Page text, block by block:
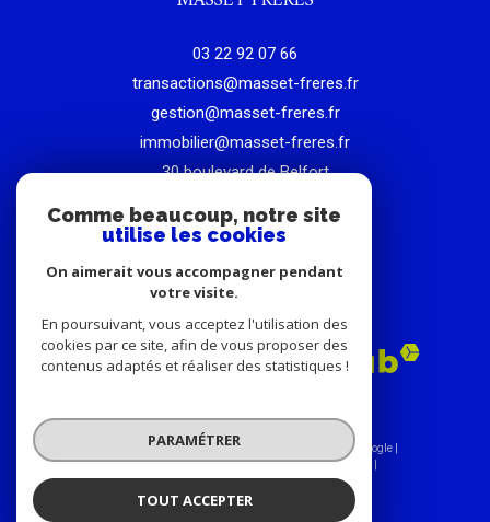
03 22 92 07 66
transactions@masset-freres.fr
gestion@masset-freres.fr
immobilier@masset-freres.fr
30 boulevard de Belfort
ADHÉRENTS
© 2026 | Tous droits réservés | Traduction powered by Google |
Nos honoraires
Plan du site
Mentions légales
Admin
Nos liens Politique RGPD Cookies
Comme beaucoup, notre site
utilise les cookies
On aimerait vous accompagner pendant
votre visite.
En poursuivant, vous acceptez l'utilisation des
cookies par ce site, afin de vous proposer des
contenus adaptés et réaliser des statistiques !
PARAMÉTRER
TOUT ACCEPTER